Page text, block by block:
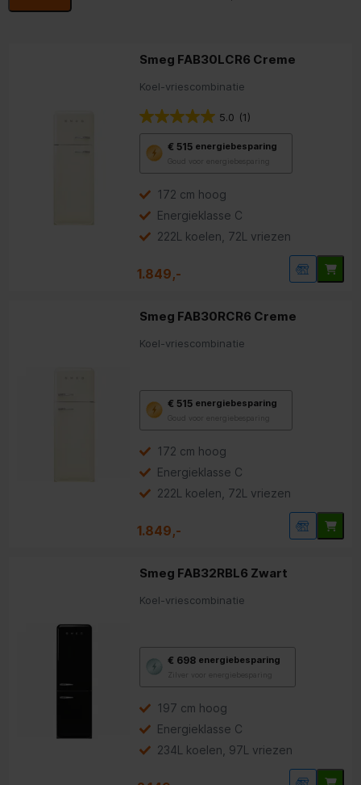
Smeg FAB30LCR6 Creme
Koel-vriescombinatie
5.0 (1)
€ 515 energiebesparing
Goud voor energiebesparing
deze
Youreko’s
voor
energiebesparing.
172 cm hoog
Energieklasse C
222L koelen, 72L vriezen
1.849,-
Smeg FAB30RCR6 Creme
Koel-vriescombinatie
€ 515 energiebesparing
Goud voor energiebesparing
deze
Youreko’s
voor
energiebesparing.
172 cm hoog
Energieklasse C
222L koelen, 72L vriezen
1.849,-
Smeg FAB32RBL6 Zwart
Koel-vriescombinatie
€ 698 energiebesparing
Zilver voor energiebesparing
Youreko’s
voor
energiebesparing.
197 cm hoog
Energieklasse C
234L koelen, 97L vriezen